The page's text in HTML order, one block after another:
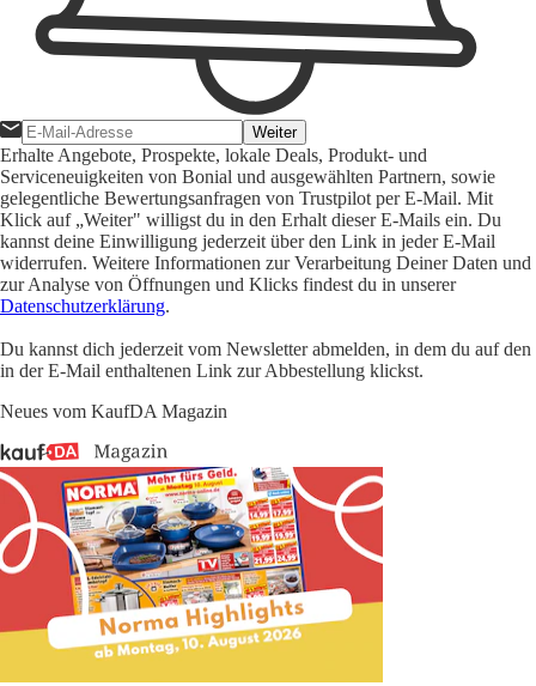
Weiter
Erhalte Angebote, Prospekte, lokale Deals, Produkt- und
Serviceneuigkeiten von Bonial und ausgewählten Partnern, sowie
gelegentliche Bewertungsanfragen von Trustpilot per E-Mail. Mit
Klick auf „Weiter" willigst du in den Erhalt dieser E-Mails ein. Du
kannst deine Einwilligung jederzeit über den Link in jeder E-Mail
widerrufen. Weitere Informationen zur Verarbeitung Deiner Daten und
zur Analyse von Öffnungen und Klicks findest du in unserer
Datenschutzerklärung.
Du kannst dich jederzeit vom Newsletter abmelden, in dem du auf den
in der E-Mail enthaltenen Link zur Abbestellung klickst.
Neues vom KaufDA Magazin